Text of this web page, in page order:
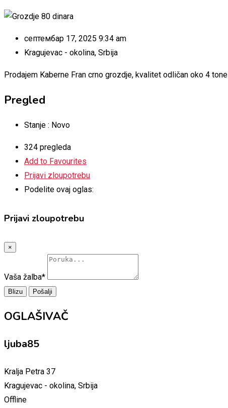
септембар 17, 2025 9:34 am
Kragujevac - okolina, Srbija
Prodajem Kaberne Fran crno grozdje, kvalitet odličan oko 4 tone
Pregled
Stanje : Novo
324 pregleda
Add to Favourites
Prijavi zloupotrebu
Podelite ovaj oglas:
Prijavi zloupotrebu
×
Vaša žalba*
Blizu Pošalji
OGLAŠIVAČ
ljuba85
Kralja Petra 37
Kragujevac - okolina, Srbija
Offline